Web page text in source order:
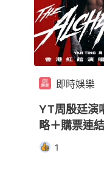
即時娛樂
YT周殷廷演
略＋購票連
1